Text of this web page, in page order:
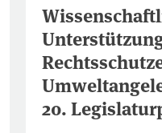
20.